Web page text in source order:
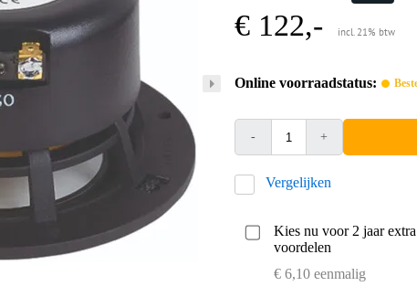
€ 122,- incl. 21% btw
Online voorraadstatus:
- +
Vergelijken
Kies nu voor 2 jaar
voordelen
€ 6,10 eenmalig